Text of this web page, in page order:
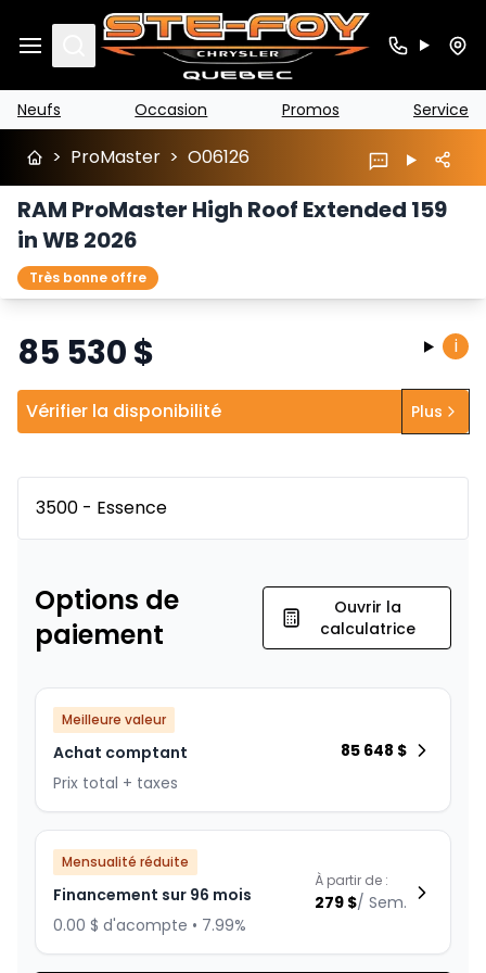
Search
Neufs Occasion Promos Service
> ProMaster > O06126
RAM ProMaster High Roof Extended 159
in WB 2026
Très bonne offre
85 530$ i
Vérifier la disponibilité Plus
3500 - Essence
Options de
paiement
Ouvrir la
calculatrice
Meilleure valeur
Achat comptant
Prix total + taxes
85 648 $
Mensualité réduite
Financement sur 96 mois
0.00 $ d'acompte • 7.99%
À partir de :
279 $/ Sem.